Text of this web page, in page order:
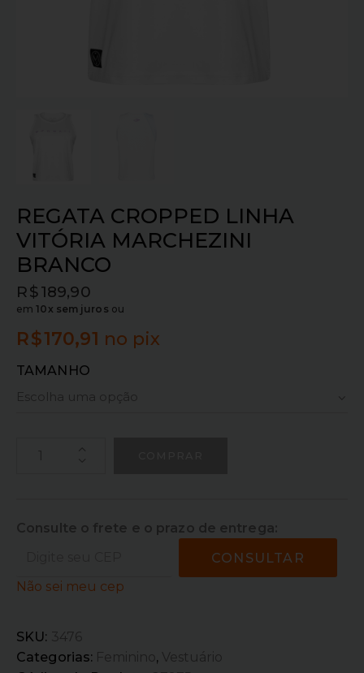
REGATA CROPPED LINHA
VITÓRIA MARCHEZINI
BRANCO
R$189,90
em10x sem juros ou
R$170,91 no pix
TAMANHO
Consulte o frete e o prazo de entrega:
CONSULTAR
Não sei meu cep
SKU: 3476
Categorias: Feminino , Vestuário